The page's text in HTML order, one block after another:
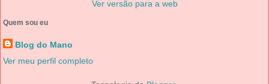
Ver versão para a web
Quem sou eu
Blog do Mano
Ver meu perfil completo